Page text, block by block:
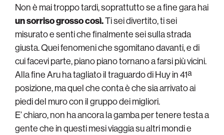
Non è mai troppo tardi, soprattutto se a fine gara hai
un sorriso grosso così.Ti sei divertito, ti sei
misurato e senti che finalmente sei sulla strada
giusta. Quei fenomeni che sgomitano davanti, e di
cui facevi parte, piano piano tornano a farsi più vicini.
Alla fine Aru ha tagliato il traguardo di Huy in 41ª
posizione, ma quel che conta è che sia arrivato ai
piedi del muro con il gruppo dei migliori.
E’ chiaro, non ha ancora la gamba per tenere testa a
gente che in questi mesi viaggia su altri mondi e